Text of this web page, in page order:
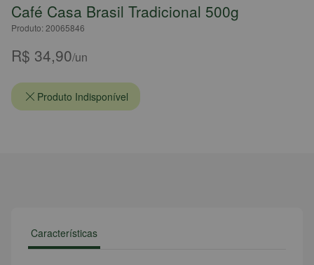
Café Casa Brasil Tradicional 500g
Produto: 20065846
R$ 34,90/un
Produto Indisponível
Características